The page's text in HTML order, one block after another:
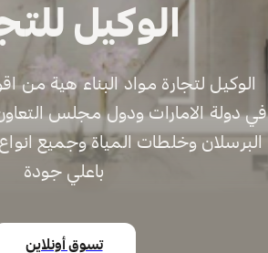
الوكيل
الوكيل لتجارة مواد البناء هية من
في دولة الامارات ودول مجلس
البرسلان وخلطات المياة وجميع
باعلي جودة
تسوق أونلاين